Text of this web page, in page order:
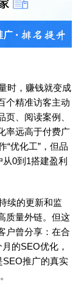
时，赚钱就变成
个精准访客主动
、阅读案例、
率远高于付费广
“优化工”，但品
0到1搭建盈利
续的更新和监
质量外链。但这
户曾分享：在合
的SEO优化，
SEO推广的真实